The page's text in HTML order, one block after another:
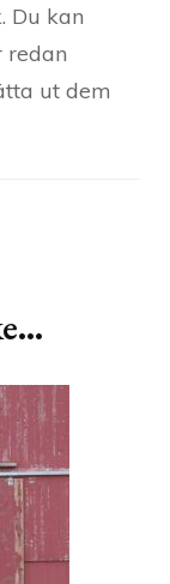
Du kan
redan
ut dem